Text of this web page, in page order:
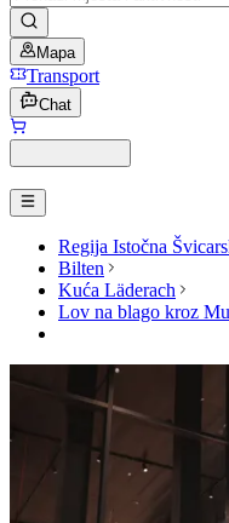
Mapa
Transport
Chat
Regija Istočna
Bilten
Kuća Läderach
Lov na blago kroz